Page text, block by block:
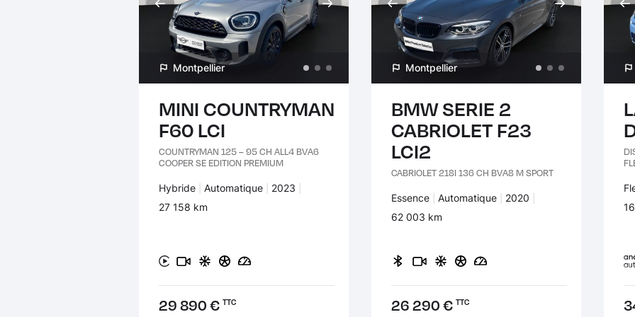
Montpellier
MINI COUNTRYMAN
F60 LCI
COUNTRYMAN 125 – 95 CH ALL4 BVA6
COOPER SE EDITION PREMIUM
Carburant :
Hybride Transmission :
Automatique Années :
2023
Kilomètres :
27 158 km
Prix :
29 890 € TTC
Montpellier
BMW SERIE 2
CABRIOLET F23
LCI2
CABRIOLET 218I 136 CH BVA8 M SPORT
Carburant :
Essence Transmission :
Automatique Années :
2020
Kilomètres :
62 003 km
Prix :
26 290 € TTC